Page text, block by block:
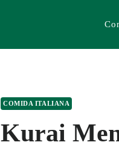
COMIDA ITALIANA
Kurai